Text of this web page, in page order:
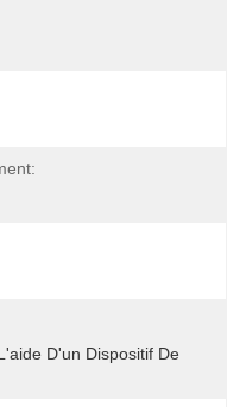
D'un Dispositif De